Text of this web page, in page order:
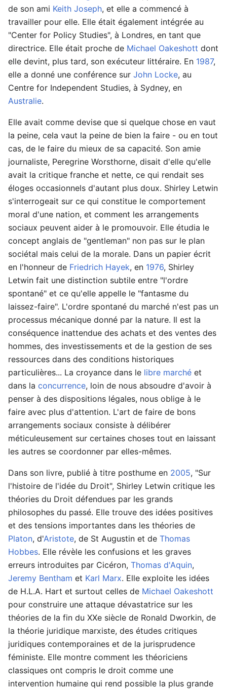
de son ami Keith Joseph, et elle a commencé à
travailler pour elle. Elle était également intégrée au
"Center for Policy Studies", à Londres, en tant que
directrice. Elle était proche de Michael Oakeshott dont
elle devint, plus tard, son exécuteur littéraire. En 1987,
elle a donné une conférence sur John Locke, au
Centre for Independent Studies, à Sydney, en
Australie.
Elle avait comme devise que si quelque chose en vaut
la peine, cela vaut la peine de bien la faire - ou en tout
cas, de le faire du mieux de sa capacité. Son amie
journaliste, Peregrine Worsthorne, disait d'elle qu'elle
avait la critique franche et nette, ce qui rendait ses
éloges occasionnels d'autant plus doux. Shirley Letwin
s'interrogeait sur ce qui constitue le comportement
moral d'une nation, et comment les arrangements
sociaux peuvent aider à le promouvoir. Elle étudia le
concept anglais de "gentleman" non pas sur le plan
sociétal mais celui de la morale. Dans un papier écrit
en l'honneur de Friedrich Hayek, en 1976, Shirley
Letwin fait une distinction subtile entre "l'ordre
spontané" et ce qu'elle appelle le "fantasme du
laissez-faire". L'ordre spontané du marché n'est pas un
processus mécanique donné par la nature. Il est la
conséquence inattendue des achats et des ventes des
hommes, des investissements et de la gestion de ses
ressources dans des conditions historiques
particulières... La croyance dans le libre marché et
dans la concurrence, loin de nous absoudre d'avoir à
penser à des dispositions légales, nous oblige à le
faire avec plus d'attention. L'art de faire de bons
arrangements sociaux consiste à délibérer
méticuleusement sur certaines choses tout en laissant
les autres se coordonner par elles-mêmes.
Dans son livre, publié à titre posthume en 2005, "Sur
l'histoire de l'idée du Droit", Shirley Letwin critique les
théories du Droit défendues par les grands
philosophes du passé. Elle trouve des idées positives
et des tensions importantes dans les théories de
Platon, d'Aristote, de St Augustin et de Thomas
Hobbes. Elle révèle les confusions et les graves
erreurs introduites par Cicéron, Thomas d'Aquin,
Jeremy Bentham et Karl Marx. Elle exploite les idées
de H.L.A. Hart et surtout celles de Michael Oakeshott
pour construire une attaque dévastatrice sur les
théories de la fin du XXe siècle de Ronald Dworkin, de
la théorie juridique marxiste, des études critiques
juridiques contemporaines et de la jurisprudence
féministe. Elle montre comment les théoriciens
classiques ont compris le droit comme une
intervention humaine qui rend possible la plus grande